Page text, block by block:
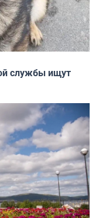
службы ищут